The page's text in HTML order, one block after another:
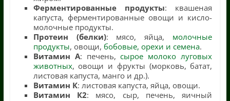
Ферментированные продукты: квашеная
капуста, ферментированные овощи и кисло-
молочные продукты.
Протеин (белки): мясо, яйца, молочные
продукты, овощи, бобовые, орехи и семена.
Витамин А: печень,сырое молоко луговых
животных, овощи и фрукты (морковь, батат,
листовая капуста, манго и др.).
Витамин К: листовая капуста, яйца, овощи.
Витамин К2: мясо, сыр, печень, яичный